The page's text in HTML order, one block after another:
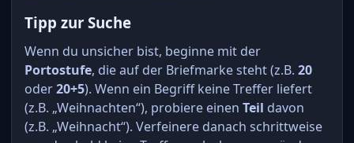
Tipp zur Suche
Wenn du unsicher bist, beginne mit der
Portostufe, die auf der Briefmarke steht (z.B. 20
oder20+5). Wenn ein Begriff keine Treffer liefert
(z.B. „Weihnachten“), probiere einen Teil davon
(z.B. „Weihnacht“). Verfeinere danach schrittweise